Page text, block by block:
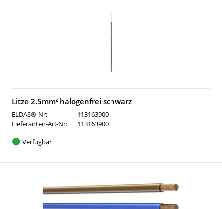
Litze 2.5mm² halogenfrei schwarz
ELDAS®-Nr:
113163900
Lieferanten-Art-Nr:
113163900
Verfügbar